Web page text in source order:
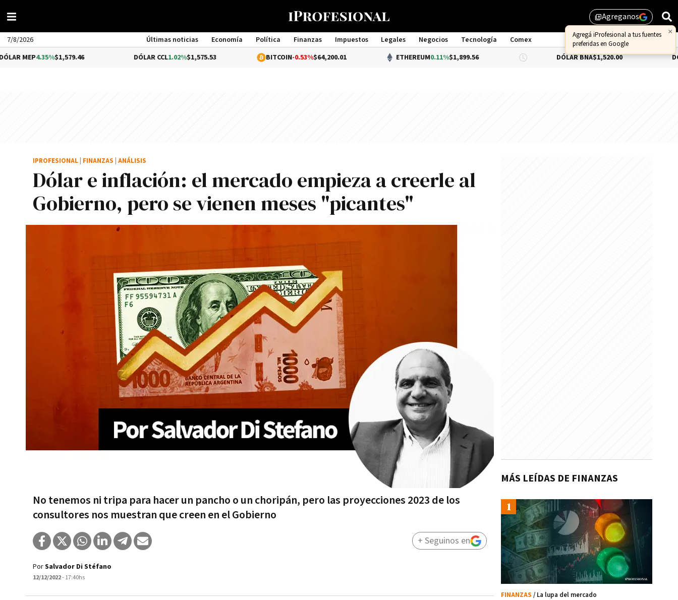
library_addAgreganos
×
Agregá iProfesional a tus fuentes
preferidas en Google
7/8/2026 Últimas noticias Economía Política Finanzas Impuestos Legales Negocios Tecnología
Comex
Management
4.35% $1,579.46 DÓLAR CCL1.02%$1,575.53 BITCOIN-0.53%$64,200.01 ETHEREUM0.11%$1,899.56 DÓLAR BNA$1,520.00 DÓLAR BLUE
Dólar e inflación: el mercado empieza a creerle al
Gobierno, pero se vienen meses "picantes"
No tenemos ni tripa para hacer un pancho o un choripán, pero las proyecciones 2023 de los
consultores nos muestran que creen en el Gobierno
IPROFESIONAL FINANZAS ANÁLISIS
PorSalvador Di Stéfano
12/12/2022- 17:40hs
+ Seguinos en
MÁS LEÍDAS DE FINANZAS
FINANZAS / La lupa del mercado